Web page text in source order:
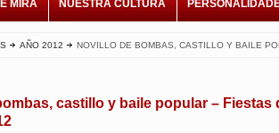
MIRA NUESTRA CULTURA
AÑO 2012 NOVILLO DE BOMBAS, CASTILLO Y BAILE
castillo y baile popular – Fiestas